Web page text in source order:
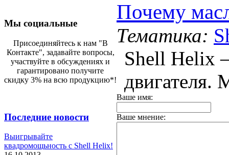
Мы социальные
Присоединяйтесь к нам "В
Контакте", задавайте вопросы,
участвуйте в обсуждениях и
гарантировано получите
скидку 3% на всю продукцию*!
Последние новости
Выигрывайте
квадромощьность с Shell Helix!
Почему
Тематика:
Shell Helix
двигателя.
Ваше имя:
Ваше мнение: